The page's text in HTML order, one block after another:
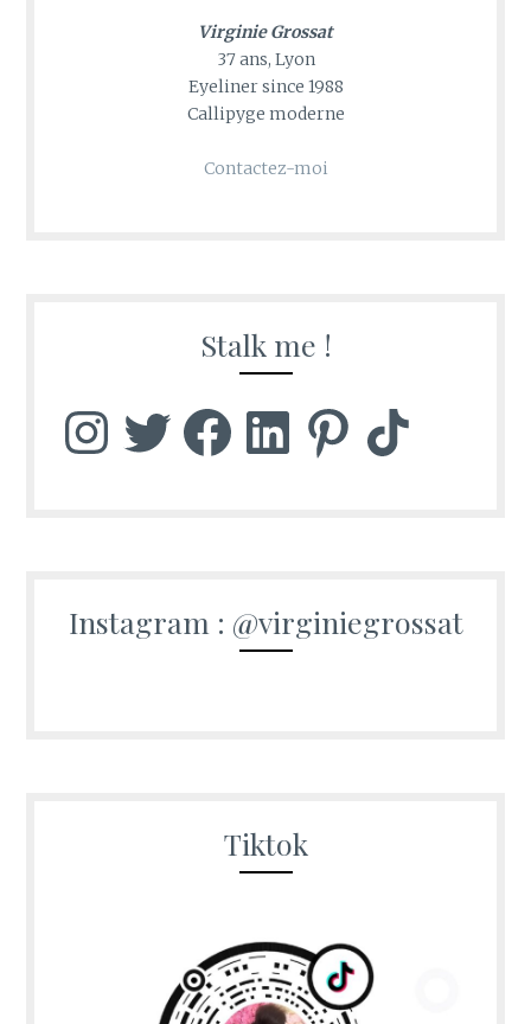
Virginie Grossat
37 ans, Lyon
Eyeliner since 1988
Callipyge moderne
Contactez-moi
Stalk me !
InstagramTwitter FacebookLinkedInPinterest TikTok
Instagram : @virginiegrossat
Tiktok